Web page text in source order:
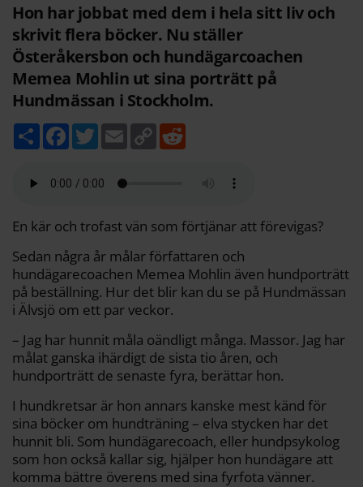
Hon har jobbat med dem i hela sitt liv och
skrivit flera böcker. Nu ställer
Österåkersbon och hundägarcoachen
Memea Mohlin ut sina porträtt på
Hundmässan i Stockholm.
D
e
F
b
k
T
w
t
E
m
C
o
k
En kär och trofast vän som förtjänar att förevigas?
Sedan några år målar författaren och
hundägarecoachen Memea Mohlin även hundporträtt
på beställning. Hur det blir kan du se på Hundmässan
i Älvsjö om ett par veckor.
– Jag har hunnit måla oändligt många. Massor. Jag har
målat ganska ihärdigt de sista tio åren, och
hundporträtt de senaste fyra, berättar hon.
I hundkretsar är hon annars kanske mest känd för
sina böcker om hundträning – elva stycken har det
hunnit bli. Som hundägarecoach, eller hundpsykolog
som hon också kallar sig, hjälper hon hundägare att
komma bättre överens med sina fyrfota vänner.